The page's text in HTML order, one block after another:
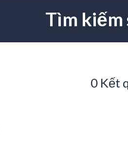
Tìm kiếm
0 Kết